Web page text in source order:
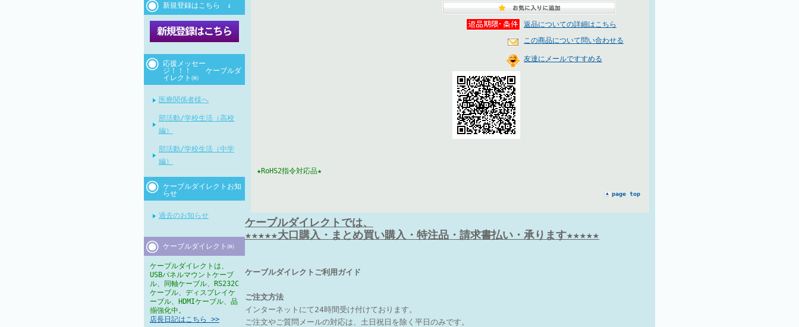
新規登録はこちら ↓
応援メッセー
ジ！！！ ケーブルダ
イレクト㈱
医療関係者様へ
部活動/学校生活（高校
編）
部活動/学校生活（中学
編）
ケーブルダイレクトお知
らせ
過去のお知らせ
ケーブルダイレクト㈱
ケーブルダイレクトは、
USBパネルマウントケーブ
ル、同軸ケーブル、RS232C
ケーブル、ディスプレイケ
ーブル、HDMIケーブル、品
揃強化中。
店長日記はこちら >>
返品についての詳細はこちら
この商品について問い合わせる
友達にメールですすめる
★RoHS2指令対応品★
page top
ケーブルダイレクトでは、
★★★★★大口購入・まとめ買い購入・特注品・請求書払い・承ります★★★★★
ケーブルダイレクトご利用ガイド
ご注文方法
インターネットにて24時間受け付けております。
ご注文やご質問メールの対応は、土日祝日を除く平日のみです。